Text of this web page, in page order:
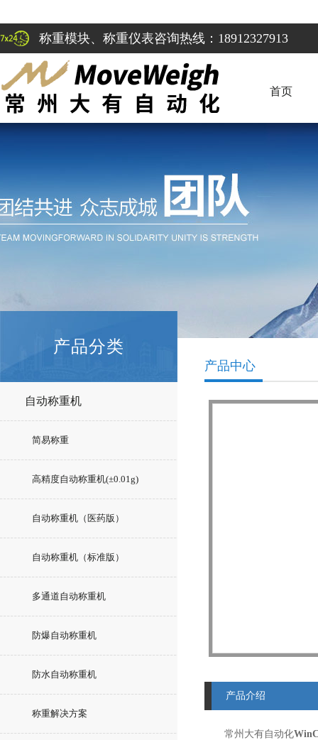
称重模块、称重仪表咨询热线：18912327913
首页
产品分类
自动称重机
简易称重
高精度自动称重机(±0.01g)
自动称重机（医药版）
自动称重机（标准版）
多通道自动称重机
防爆自动称重机
防水自动称重机
称重解决方案
产品中心
产品介绍
常州大有自动化